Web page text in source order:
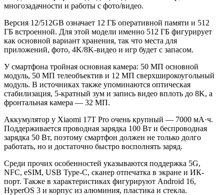
многозадачности и работы с фото/видео.
Версия 12/512GB означает 12 ГБ оперативной памяти и 512
ГБ встроенной. Для этой модели именно 512 ГБ фигурирует
как основной вариант хранения, так что места для
приложений, фото, 4K/8K-видео и игр будет с запасом.
У смартфона тройная основная камера: 50 МП основной
модуль, 50 МП телеобъектив и 12 МП сверхширокоугольный
модуль. В источниках также упоминаются оптическая
стабилизация, 5-кратный зум и запись видео вплоть до 8K, а
фронтальная камера — 32 МП.
Аккумулятор у Xiaomi 17T Pro очень крупный — 7000 мА·ч.
Поддерживается проводная зарядка 100 Вт и беспроводная
зарядка 50 Вт, поэтому смартфон должен не только долго
работать, но и достаточно быстро восполнять заряд.
Среди прочих особенностей указываются поддержка 5G,
NFC, eSIM, USB Type-C, сканер отпечатка в экране и ИК-
порт. Также в характеристиках фигурируют Android 16,
HyperOS 3 и корпус из алюминия, пластика и стекла.